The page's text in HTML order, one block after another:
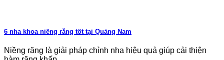
6 nha khoa niềng răng tốt tại Quảng Nam
Niềng răng là giải pháp chỉnh nha hiệu quả giúp cải thiện